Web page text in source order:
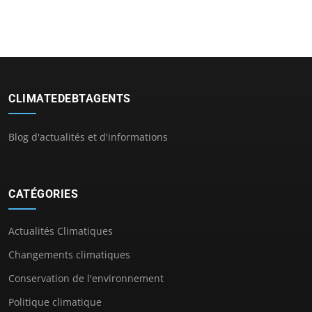
CLIMATEDEBTAGENTS
Blog d'actualités et d'informations
CATÉGORIES
Actualités Climatiques
Changements climatiques
Conservation de l'environnement
Politique climatique